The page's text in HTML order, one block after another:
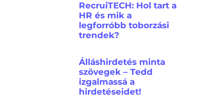
RecruiTECH: Hol tart a
HR és mik a
legforróbb toborzási
trendek?
Álláshirdetés minta
szövegek – Tedd
izgalmassá a
hirdetéseidet!